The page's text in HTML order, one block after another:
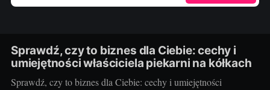
Sprawdź, czy to biznes dla Ciebie: cechy i
umiejętności właściciela piekarni na kółkach
Sprawdź, czy to biznes dla Ciebie: cechy i umiejętności